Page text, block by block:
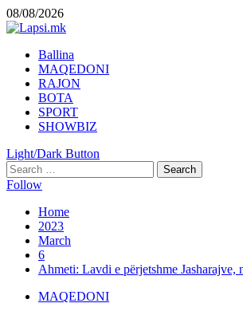
Skip
to
08/08/2026
Primary
Menu
Ballina
MAQEDONI
RAJON
BOTA
SPORT
SHOWBIZ
Light/Dark Button
Search
for:
Follow
Home
2023
March
6
Ahmeti: Lavdi e përjetshme Jasharajve,
MAQEDONI